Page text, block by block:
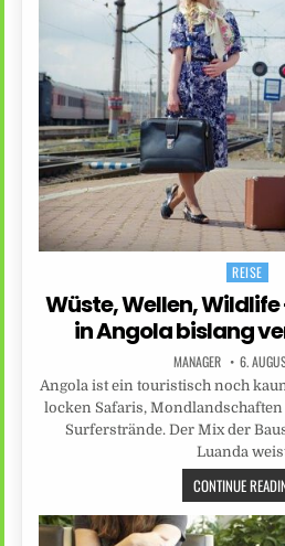
Posted
in
REISE
Wüste, Wellen,
in Angola bislang
MANAGER 6.
Angola ist ein touristisch noch
locken Safaris,
Surferstrände. Der Mix der
Luanda
CONTINUE